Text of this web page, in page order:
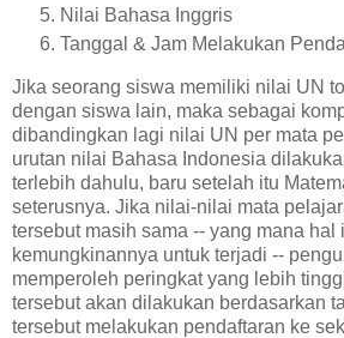
Nilai Bahasa Inggris
Tanggal & Jam Melakukan
Jika seorang siswa memiliki nilai UN
dengan siswa lain, maka sebagai
dibandingkan lagi nilai UN per mata
urutan nilai Bahasa Indonesia
terlebih dahulu, baru setelah itu
seterusnya. Jika nilai-nilai mata
tersebut masih sama -- yang mana hal
kemungkinannya untuk terjadi --
memperoleh peringkat yang lebih
tersebut akan dilakukan berdasarkan
tersebut melakukan pendaftaran ke